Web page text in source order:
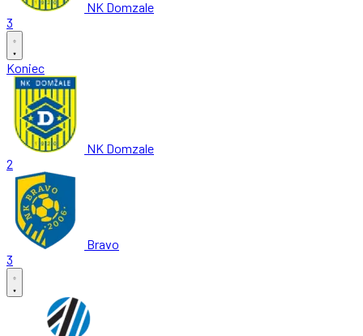
NK Domzale
3
Koniec
NK Domzale
2
Bravo
3